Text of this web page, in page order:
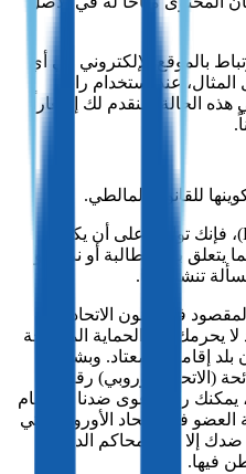
بالموقع الإلكتروني في أي
عند استخدام رابط
هذه الحالة سنقدم لك إشعاراً
للقانون المالطي.
عندما تتصرف بصفتك شركة (B2B)، فإنك توافق على أن يكون
بأي مطالبة أو نزاع أو
تنشأ عنها.
في قانون الاتحاد
لا يحرمك من الحماية الممنوحة
بلد إقامتك المعتاد. وبشكل
17‑19 من اللائحة (الاتحاد الأوروبي) رقم
1 المعدلة")، يمكنك رفع دعوى ضدنا إما أمام
في الاتحاد الأوروبي التي
إلا أمام محاكم الدولة
فيها.